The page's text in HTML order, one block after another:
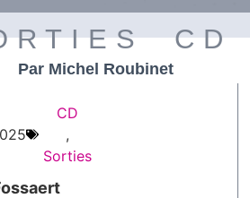
CD
Par Michel Roubinet
CD
,
Sorties